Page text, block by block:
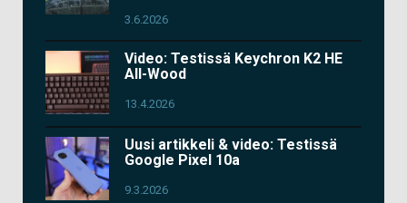
3.6.2026
Video: Testissä Keychron K2 HE
All-Wood
13.4.2026
Uusi artikkeli & video: Testissä
Google Pixel 10a
9.3.2026